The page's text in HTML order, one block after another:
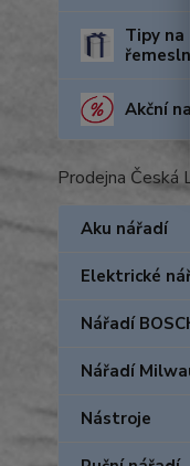
Tipy
Akční
Prodejna Česká
Aku nářadí
Elektrické
Nářadí
Nářadí
Nástroje